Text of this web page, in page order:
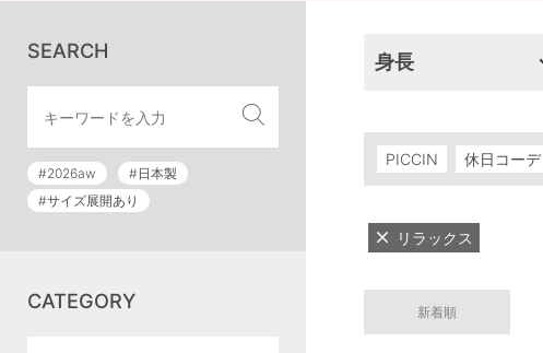
SEARCH
#2026aw
#日本製
#サイズ展開あり
CATEGORY
身長
PICCIN 休日コーデ
リラックス
新着順